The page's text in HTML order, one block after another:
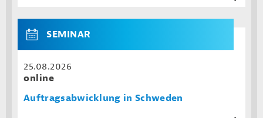
SEMINAR
25.08.2026
online
Auftragsabwicklung in Schweden